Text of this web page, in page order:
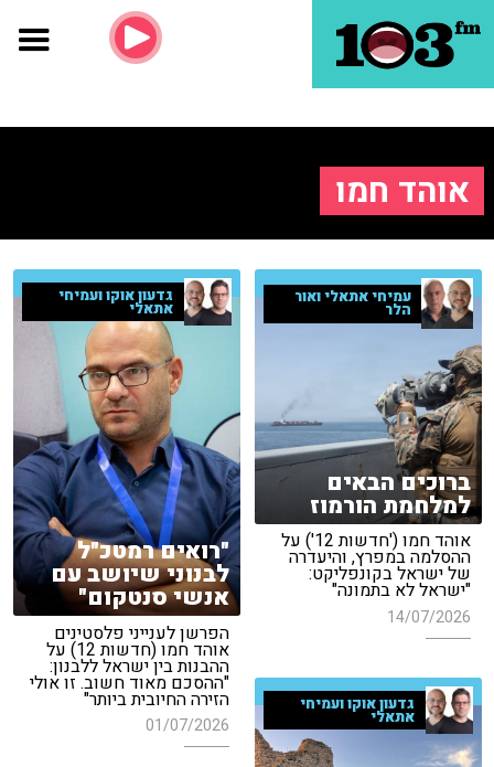
אוהד חמו
עמיחי אתאלי ואור
הלר
ברוכים הבאים
למלחמת הורמוז
אוהד חמו ('חדשות 12') על
ההסלמה במפרץ, והיעדרה
של ישראל בקונפליקט:
"ישראל לא בתמונה"
14/07/2026
גדעון אוקו ועמיחי
אתאלי
"רואים רמטכ"ל
לבנוני שיושב עם
אנשי סנטקום"
הפרשן לענייני פלסטינים
אוהד חמו (חדשות 12) על
ההבנות בין ישראל ללבנון:
"ההסכם מאוד חשוב. זו אולי
הזירה החיובית ביותר"
01/07/2026
גדעון אוקו ועמיחי
אתאלי